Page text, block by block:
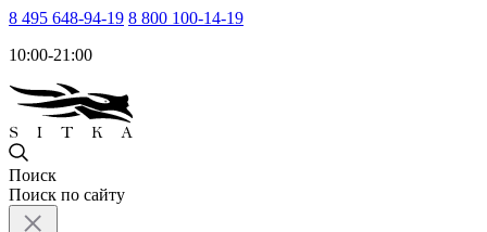
8 495 648-94-19 8 800 100-14-19
10:00-21:00
Поиск
Поиск по сайту